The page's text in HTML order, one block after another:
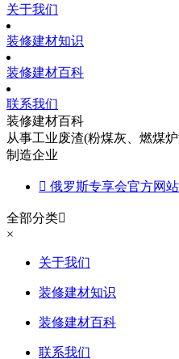
关于我们
装修建材知识
装修建材百科
联系我们
装修建材百科
从事工业废渣(粉煤灰、燃煤
制造企业
 俄罗斯专享会官方网站
全部分类
×
关于我们
装修建材知识
装修建材百科
联系我们